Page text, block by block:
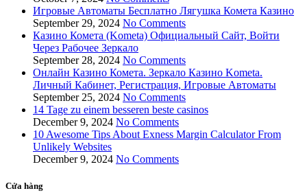
Игровые Автоматы Бесплатно Лягушка Комета Казино
September 29, 2024 No Comments
Казино Комета (Kometa) Официальный Сайт, Войти
Через Рабочее Зеркало
September 28, 2024 No Comments
Онлайн Казино Комета. Зеркало Казино Kometa.
Личный Кабинет, Регистрация, Игровые Автоматы
September 25, 2024 No Comments
14 Tage zu einem besseren beste casinos
December 9, 2024 No Comments
10 Awesome Tips About Exness Margin Calculator From
Unlikely Websites
December 9, 2024 No Comments
Cửa hàng